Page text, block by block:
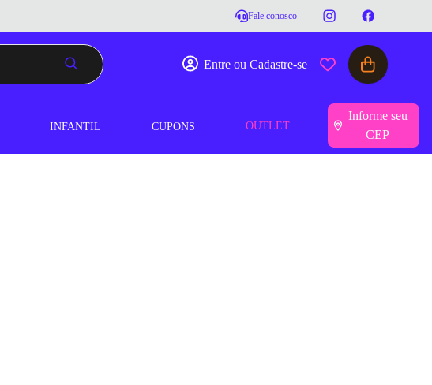
Fale conosco
Entre ou Cadastre-se
INFANTIL CUPONS OUTLET
Informe seu
CEP